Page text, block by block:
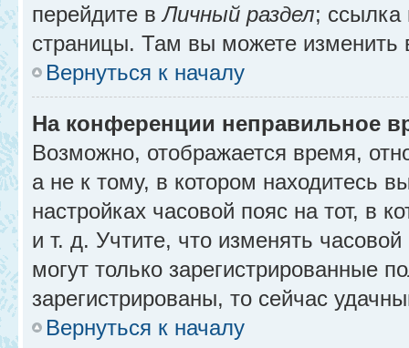
перейдите вЛичный раздел; ссылка
страницы. Там вы можете изменить
Вернуться к началу
На конференции неправильное
Возможно, отображается время,
а не к тому, в котором находитесь
настройках часовой пояс на тот, в
и т. д. Учтите, что изменять
могут только зарегистрированные
зарегистрированы, то сейчас
Вернуться к началу